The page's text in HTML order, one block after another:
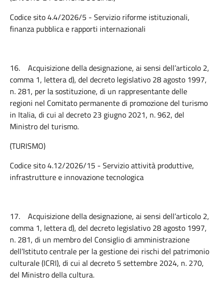
Codice sito 4.4/2026/5 - Servizio riforme istituzionali,
finanza pubblica e rapporti internazionali
16. Acquisizione della designazione, ai sensi dell’articolo 2,
comma 1, lettera d), del decreto legislativo 28 agosto 1997,
n. 281, per la sostituzione, di un rappresentante delle
regioni nel Comitato permanente di promozione del turismo
in Italia, di cui al decreto 23 giugno 2021, n. 962, del
Ministro del turismo.
(TURISMO)
Codice sito 4.12/2026/15 - Servizio attività produttive,
infrastrutture e innovazione tecnologica
17. Acquisizione della designazione, ai sensi dell’articolo 2,
comma 1, lettera d), del decreto legislativo 28 agosto 1997,
n. 281, di un membro del Consiglio di amministrazione
dell’Istituto centrale per la gestione dei rischi del patrimonio
culturale (ICRI), di cui al decreto 5 settembre 2024, n. 270,
del Ministro della cultura.